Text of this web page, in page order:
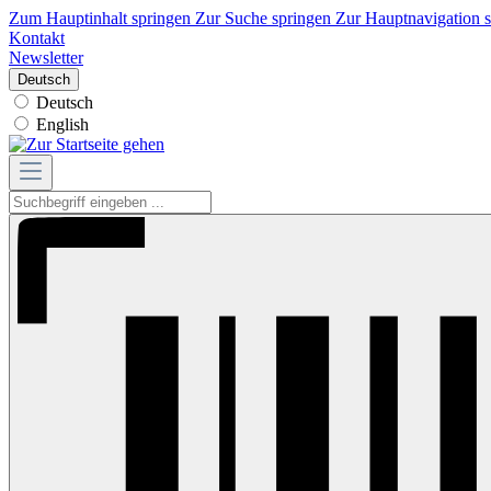
Zum Hauptinhalt springen Zur Suche springen Zur Hauptnavigation
Kontakt
Newsletter
Deutsch
Deutsch
English